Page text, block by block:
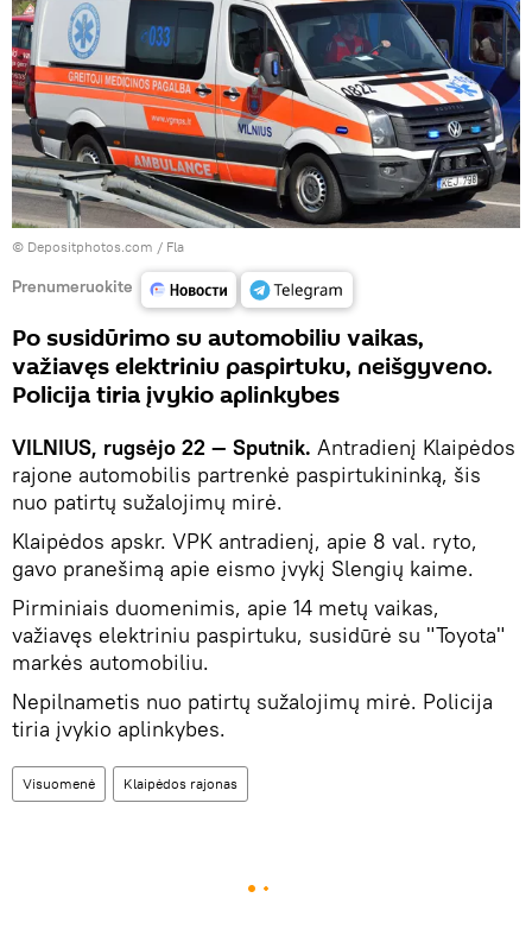
© Depositphotos.com / Fla
Prenumeruokite
Po susidūrimo su automobiliu vaikas,
važiavęs elektriniu paspirtuku, neišgyveno.
Policija tiria įvykio aplinkybes
VILNIUS, rugsėjo 22 — Sputnik. Antradienį Klaipėdos
rajone automobilis partrenkė paspirtukininką, šis
nuo patirtų sužalojimų mirė.
Klaipėdos apskr. VPK antradienį, apie 8 val. ryto,
gavo pranešimą apie eismo įvykį Slengių kaime.
Pirminiais duomenimis, apie 14 metų vaikas,
važiavęs elektriniu paspirtuku, susidūrė su "Toyota"
markės automobiliu.
Nepilnametis nuo patirtų sužalojimų mirė. Policija
tiria įvykio aplinkybes.
Visuomenė Klaipėdos rajonas